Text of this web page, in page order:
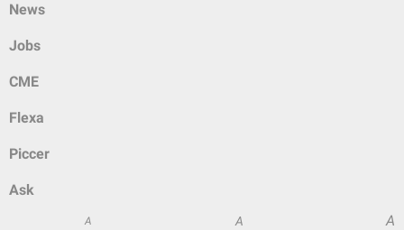
News
Jobs
CME
Flexa
Piccer
Ask
A A A